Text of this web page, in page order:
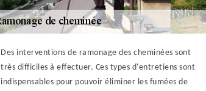
Des interventions de ramonage des cheminées sont
très difficiles à effectuer. Ces types d'entretiens sont
indispensables pour pouvoir éliminer les fumées de